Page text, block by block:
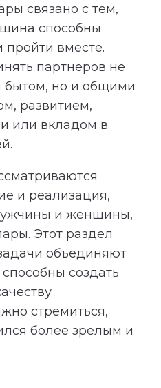
связано с тем,
способны
пройти вместе.
партнеров не
бытом, но и общими
развитием,
или вкладом в
и реализация,
и женщины,
Этот раздел
объединяют
создать
стремиться,
более зрелым и